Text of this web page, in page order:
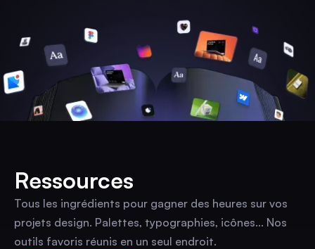
Ressources
Tous les ingrédients pour gagner des heures sur vos
projets design. Palettes, typographies, icônes... Nos
outils favoris réunis en un seul endroit.